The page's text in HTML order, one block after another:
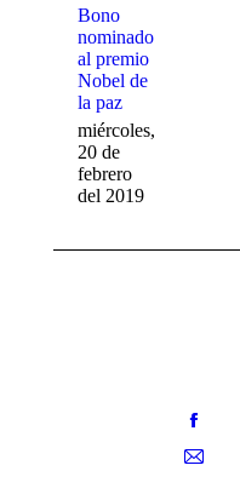
Bono
nominado
al premio
Nobel de
la paz
miércoles,
20 de
febrero
del 2019